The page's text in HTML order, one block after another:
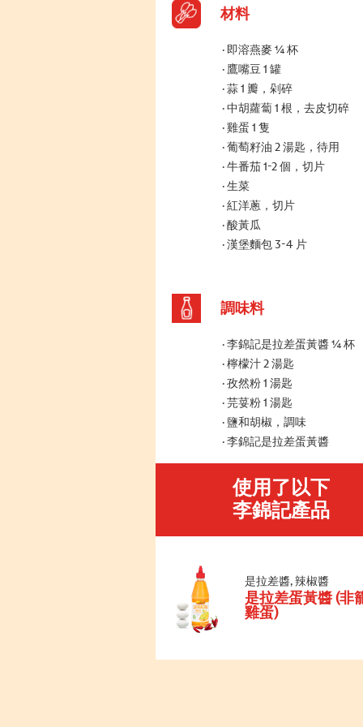
材料
即溶燕麥 ¼ 杯
鷹嘴豆 1 罐
蒜 1 瓣，剁碎
中胡蘿蔔 1 根，去皮切碎
雞蛋 1 隻
葡萄籽油 2 湯匙，待用
牛番茄 1-2 個，切片
生菜
紅洋蔥，切片
酸黃瓜
漢堡麵包 3-4 片
調味料
李錦記是拉差蛋黃醬 ¼ 杯
檸檬汁 2 湯匙
孜然粉 1 湯匙
芫荽粉 1 湯匙
鹽和胡椒，調味
李錦記是拉差蛋黃醬
使用了以下
李錦記產品
是拉差醬, 辣椒醬
是拉差蛋黃醬 (非
雞蛋)